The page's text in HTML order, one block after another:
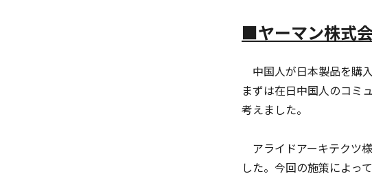
■ヤーマン株式
中国人が日本製品を購
まずは在日中国人のコミ
考えました。
アライドアーキテクツ
した。今回の施策によっ